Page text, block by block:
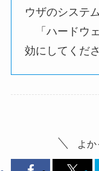
ウザのシステ
「ハードウ
効にしてくださ
よ